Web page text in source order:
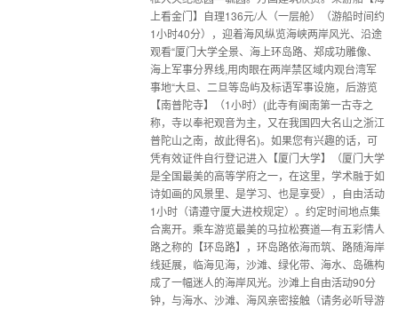
上看金门】自理136元/人（一层舱）（游船时间约
1小时40分），迎着海风纵览海峡两岸风光、沿途
观看“厦门大学全景、海上环岛路、郑成功雕像、
海上军事分界线,用肉眼在两岸禁区域内观台湾军
事地“大旦、二旦等岛屿及标语军事设施，后游览
【南普陀寺】（1小时）(此寺有闽南第一古寺之
称，寺以奉祀观音为主，又在我国四大名山之浙江
普陀山之南，故此得名)。如果您有兴趣的话，可
凭有效证件自行登记进入【厦门大学】（厦门大学
是全国最美的高等学府之一，在这里，学术融于如
诗如画的风景里、是学习、也是享受），自由活动
1小时（请遵守厦大进校规定）。约定时间地点集
合离开。乘车游览最美的马拉松赛道—有五彩情人
路之称的【环岛路】，环岛路依海而筑、路随海岸
线延展，临海见海，沙滩、绿化带、海水、岛礁构
成了一幅迷人的海岸风光。沙滩上自由活动90分
钟，与海水、沙滩、海风亲密接触（请务必听导游